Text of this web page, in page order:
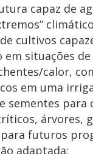
capaz de
cultivos
em situações de
calor,
em uma
sementes para
árvores,
futuros
adaptada;